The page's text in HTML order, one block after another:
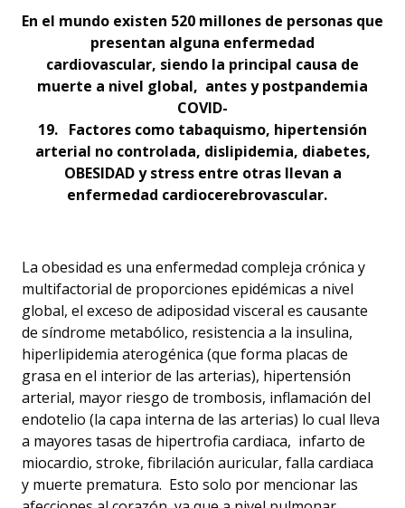
En el mundo existen 520 millones de personas que
presentan alguna enfermedad
cardiovascular, siendo la principal causa de
muerte a nivel global, antes y postpandemia
COVID-
19. Factores como tabaquismo, hipertensión
arterial no controlada, dislipidemia, diabetes,
OBESIDAD y stress entre otras llevan a
enfermedad cardiocerebrovascular.
La obesidad es una enfermedad compleja crónica y
multifactorial de proporciones epidémicas a nivel
global, el exceso de adiposidad visceral es causante
de síndrome metabólico, resistencia a la insulina,
hiperlipidemia aterogénica (que forma placas de
grasa en el interior de las arterias), hipertensión
arterial, mayor riesgo de trombosis, inflamación del
endotelio (la capa interna de las arterias) lo cual lleva
a mayores tasas de hipertrofia cardiaca, infarto de
miocardio, stroke, fibrilación auricular, falla cardiaca
y muerte prematura. Esto solo por mencionar las